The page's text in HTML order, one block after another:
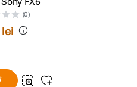
(0)
lei